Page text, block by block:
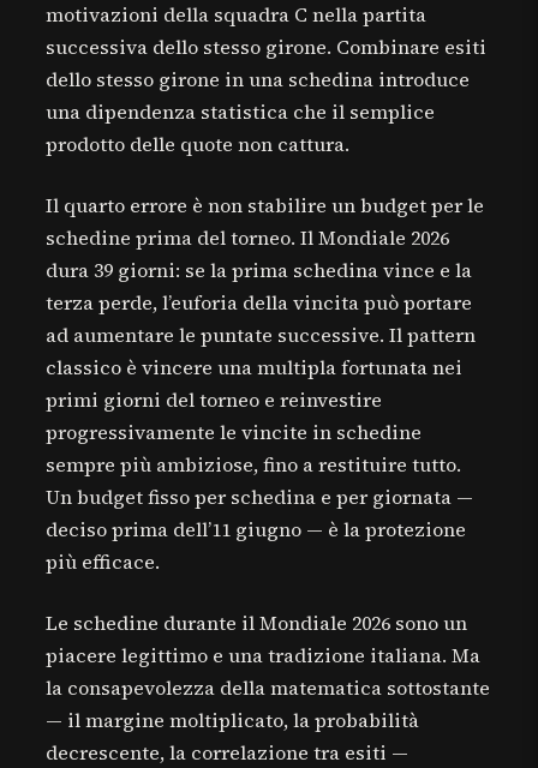
motivazioni della squadra C nella partita
successiva dello stesso girone. Combinare esiti
dello stesso girone in una schedina introduce
una dipendenza statistica che il semplice
prodotto delle quote non cattura.
Il quarto errore è non stabilire un budget per le
schedine prima del torneo. Il Mondiale 2026
dura 39 giorni: se la prima schedina vince e la
terza perde, l’euforia della vincita può portare
ad aumentare le puntate successive. Il pattern
classico è vincere una multipla fortunata nei
primi giorni del torneo e reinvestire
progressivamente le vincite in schedine
sempre più ambiziose, fino a restituire tutto.
Un budget fisso per schedina e per giornata —
deciso prima dell’11 giugno — è la protezione
più efficace.
Le schedine durante il Mondiale 2026 sono un
piacere legittimo e una tradizione italiana. Ma
la consapevolezza della matematica sottostante
— il margine moltiplicato, la probabilità
decrescente, la correlazione tra esiti —